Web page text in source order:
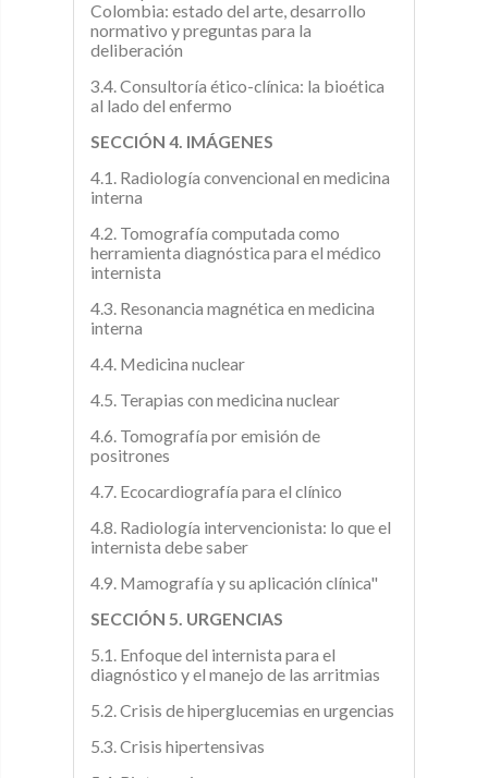
Colombia: estado del arte, desarrollo
normativo y preguntas para la
deliberación
3.4. Consultoría ético-clínica: la bioética
al lado del enfermo
SECCIÓN 4. IMÁGENES
4.1. Radiología convencional en medicina
interna
4.2. Tomografía computada como
herramienta diagnóstica para el médico
internista
4.3. Resonancia magnética en medicina
interna
4.4. Medicina nuclear
4.5. Terapias con medicina nuclear
4.6. Tomografía por emisión de
positrones
4.7. Ecocardiografía para el clínico
4.8. Radiología intervencionista: lo que el
internista debe saber
4.9. Mamografía y su aplicación clínica"
SECCIÓN 5. URGENCIAS
5.1. Enfoque del internista para el
diagnóstico y el manejo de las arritmias
5.2. Crisis de hiperglucemias en urgencias
5.3. Crisis hipertensivas